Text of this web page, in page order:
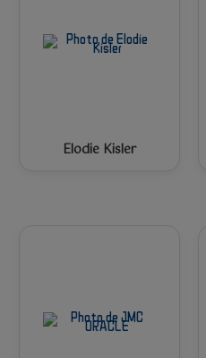
Elodie Kisler